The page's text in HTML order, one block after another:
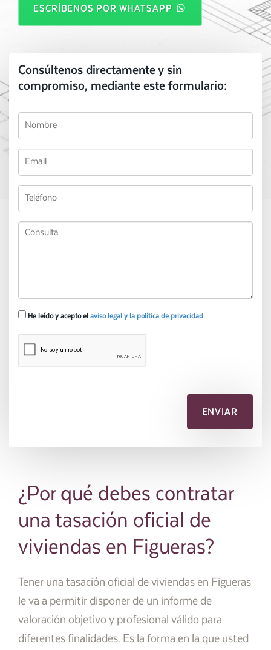
ESCRÍBENOS POR WHATSAPP
Consúltenos directamente y sin
compromiso, mediante este formulario:
He leído y acepto el aviso legal y la política de privacidad
¿Por qué debes contratar
una tasación oficial de
viviendas en Figueras?
Tener una tasación oficial de viviendas en Figueras
le va a permitir disponer de un informe de
valoración objetivo y profesional válido para
diferentes finalidades. Es la forma en la que usted